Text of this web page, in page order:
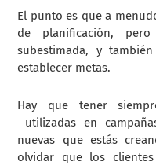
El punto es que a
de planificación,
subestimada, y
establecer metas.
Hay que tener
utilizadas en
nuevas que estás
olvidar que los